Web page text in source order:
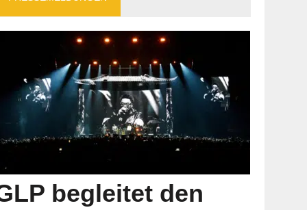
begleitet den